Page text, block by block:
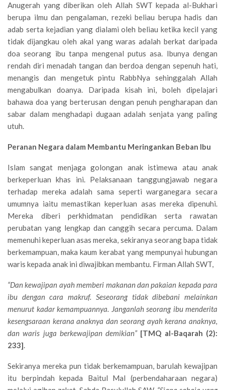
Anugerah yang diberikan oleh Allah SWT kepada al-Bukhari
berupa ilmu dan pengalaman, rezeki beliau berupa hadis dan
adab serta kejadian yang dialami oleh beliau ketika kecil yang
tidak dijangkau oleh akal yang waras adalah berkat daripada
doa seorang ibu tanpa mengenal putus asa. Ibunya dengan
rendah diri menadah tangan dan berdoa dengan sepenuh hati,
menangis dan mengetuk pintu RabbNya sehinggalah Allah
mengabulkan doanya. Daripada kisah ini, boleh dipelajari
bahawa doa yang berterusan dengan penuh pengharapan dan
sabar dalam menghadapi dugaan adalah senjata yang paling
utuh.
Peranan Negara dalam Membantu Meringankan Beban Ibu
Islam sangat menjaga golongan anak istimewa atau anak
berkeperluan khas ini. Pelaksanaan tanggungjawab negara
terhadap mereka adalah sama seperti warganegara secara
umumnya iaitu memastikan keperluan asas mereka dipenuhi.
Mereka diberi perkhidmatan pendidikan serta rawatan
perubatan yang lengkap dan canggih secara percuma. Dalam
memenuhi keperluan asas mereka, sekiranya seorang bapa tidak
berkemampuan, maka kaum kerabat yang mempunyai hubungan
waris kepada anak ini diwajibkan membantu. Firman Allah SWT,
“Dan kewajipan ayah memberi makanan dan pakaian kepada para
ibu dengan cara makruf. Seseorang tidak dibebani melainkan
menurut kadar kemampuannya. Janganlah seorang ibu menderita
kesengsaraan kerana anaknya dan seorang ayah kerana anaknya,
dan waris juga berkewajipan demikian” [TMQ al-Baqarah (2):
233].
Sekiranya mereka pun tidak berkemampuan, barulah kewajipan
itu berpindah kepada Baitul Mal (perbendaharaan negara)